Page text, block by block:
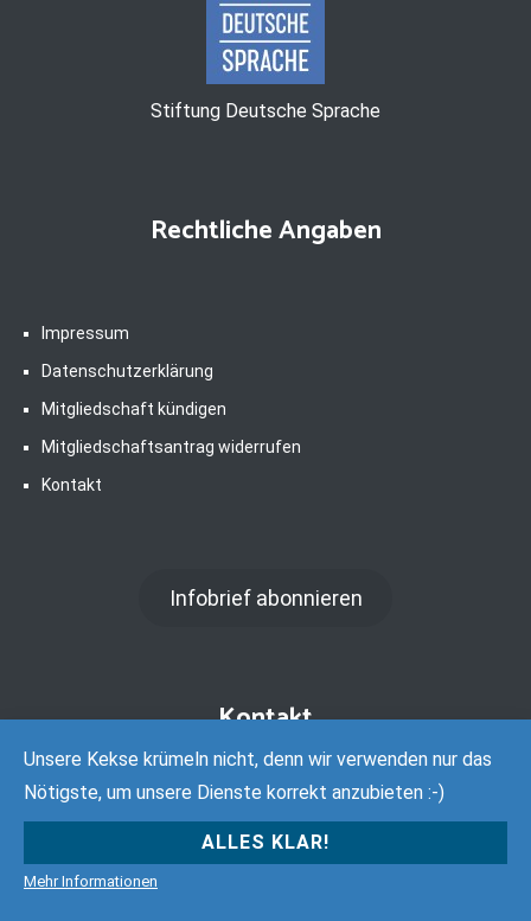
Stiftung Deutsche Sprache
Rechtliche Angaben
Impressum
Datenschutzerklärung
Mitgliedschaft kündigen
Mitgliedschaftsantrag widerrufen
Kontakt
Infobrief abonnieren
Kontakt
Verein Deutsche Sprache e. V.
Unsere Kekse krümeln nicht, denn wir verwenden nur das
Nötigste, um unsere Dienste korrekt anzubieten :-)
ALLES KLAR!
Mehr Informationen